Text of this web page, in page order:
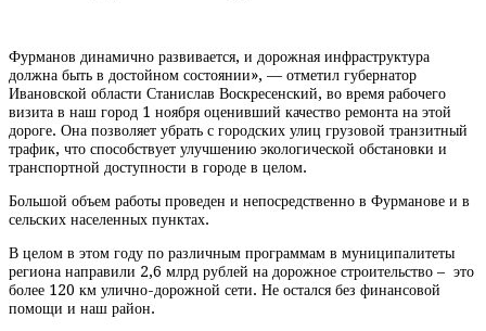
Фурманов динамично развивается, и дорожная инфраструктура
должна быть в достойном состоянии», — отметил губернатор
Ивановской области Станислав Воскресенский, во время рабочего
визита в наш город 1 ноября оценивший качество ремонта на этой
дороге. Она позволяет убрать с городских улиц грузовой транзитный
трафик, что способствует улучшению экологической обстановки и
транспортной доступности в городе в целом.
Большой объем работы проведен и непосредственно в Фурманове и в
сельских населенных пунктах.
В целом в этом году по различным программам в муниципалитеты
региона направили 2,6 млрд рублей на дорожное строительство – это
более 120 км улично-дорожной сети. Не остался без финансовой
помощи и наш район.